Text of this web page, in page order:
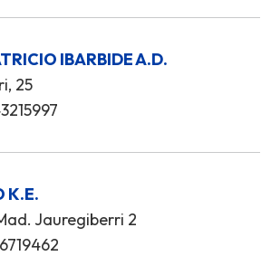
IBARBIDE A.D.
25
K.E.
Jauregiberri 2